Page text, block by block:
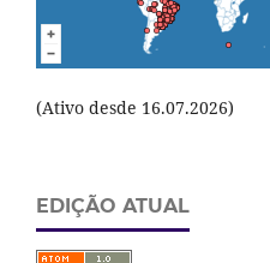
(Ativo desde 16.07.2026)
EDIÇÃO ATUAL